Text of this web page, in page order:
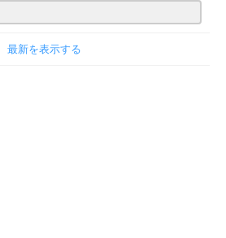
最新を表示する